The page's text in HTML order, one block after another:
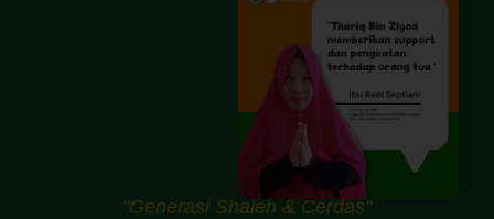
"Generasi Shaleh & Cerdas"